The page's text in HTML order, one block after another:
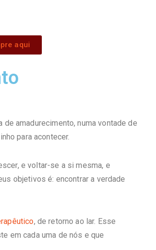
aqui
amadurecimento, numa vontade de
para acontecer.
e voltar-se a si mesma, e
objetivos é: encontrar a verdade
, de retorno ao lar. Esse
em cada uma de nós e que